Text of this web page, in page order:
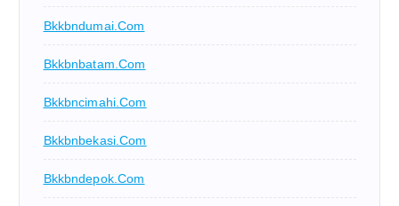
Bkkbndumai.com
Bkkbnbatam.com
Bkkbncimahi.com
Bkkbnbekasi.com
Bkkbndepok.com